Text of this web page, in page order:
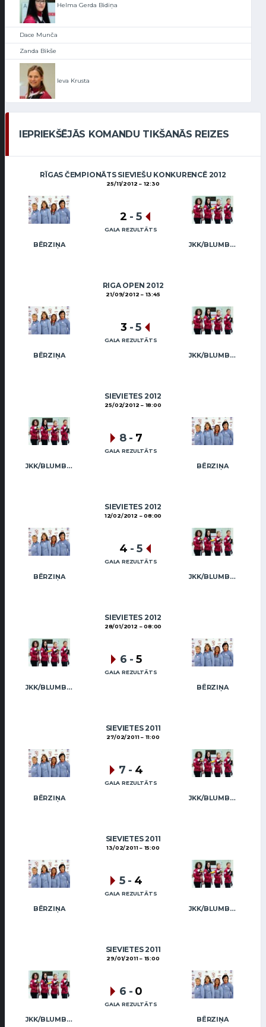
Helma Gerda Bidiņa
Dace Munča
Zanda Bikše
Ieva Krusta
IEPRIEKŠĒJĀS KOMANDU TIKŠANĀS REIZES
RĪGAS ČEMPIONĀTS SIEVIEŠU KONKURENCĒ 2012
25/11/2012 12:30
BĒRZIŅA JKK/BLUMBERGA-BĒRZIŅA
2 - 5
GALA REZULTĀTS
RIGA OPEN 2012
21/09/2012 13:45
BĒRZIŅA JKK/BLUMBERGA-BĒRZIŅA
3 -5
GALA REZULTĀTS
SIEVIETES 2012
25/02/2012 18:00
JKK/BLUMBERGA-BĒRZIŅA BĒRZIŅA
8 - 7
GALA REZULTĀTS
SIEVIETES 2012
12/02/2012 08:00
BĒRZIŅA JKK/BLUMBERGA-BĒRZIŅA
4 - 5
GALA REZULTĀTS
SIEVIETES 2012
28/01/2012 08:00
JKK/BLUMBERGA-BĒRZIŅA BĒRZIŅA
6 - 5
GALA REZULTĀTS
SIEVIETES 2011
27/02/2011 11:00
BĒRZIŅA JKK/BLUMBERGA-BĒRZIŅA
7 - 4
GALA REZULTĀTS
SIEVIETES 2011
13/02/2011 15:00
BĒRZIŅA JKK/BLUMBERGA-BĒRZIŅA
5 - 4
GALA REZULTĀTS
SIEVIETES 2011
29/01/2011 15:00
JKK/BLUMBERGA-BĒRZIŅA BĒRZIŅA
6 - 0
GALA REZULTĀTS